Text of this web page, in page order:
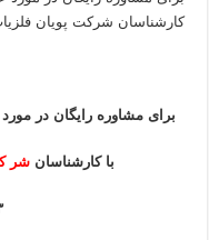
کارشناسان شرکت پویان
برای مشاوره رایگان در مورد
با کارشناسان شر